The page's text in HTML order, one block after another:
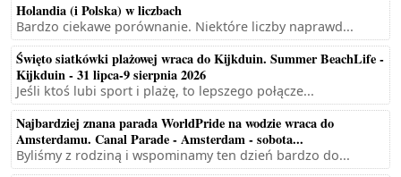
Holandia (i Polska) w liczbach
Bardzo ciekawe porównanie. Niektóre liczby naprawd...
Święto siatkówki plażowej wraca do Kijkduin. Summer BeachLife -
Kijkduin - 31 lipca-9 sierpnia 2026
Jeśli ktoś lubi sport i plażę, to lepszego połącze...
Najbardziej znana parada WorldPride na wodzie wraca do
Amsterdamu. Canal Parade - Amsterdam - sobota...
Byliśmy z rodziną i wspominamy ten dzień bardzo do...